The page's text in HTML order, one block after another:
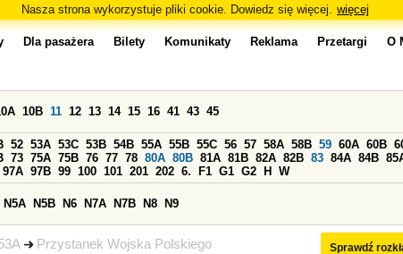
Nasza strona wykorzystuje pliki cookie. Dowiedz się więcej. więcej
Przystanek Wojska Polskiego
Dla pasażera Bilety Komunikaty Reklama Przetargi O
Sprawdź
10B 11 12 13 14 15 16 41 43 45
52 53A 53C 53B 54B 55A 55B 55C 56 57 58A 58B 59 60A 60B
73 75A 75B 76 77 78 80A 80B 81A 81B 82A 82B 83 84A 84B
97A 97B 99 100 101 201 202 6. F1 G1 G2 H W
N5A N5B N6 N7A N7B N8 N9